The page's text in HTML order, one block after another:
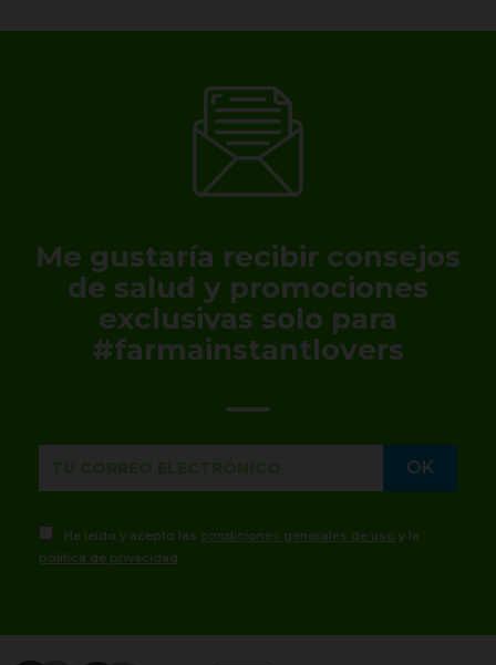
Me gustaría recibir consejos
de salud y promociones
exclusivas solo para
#farmainstantlovers
He leído y acepto las condiciones generales de uso y la
política de privacidad